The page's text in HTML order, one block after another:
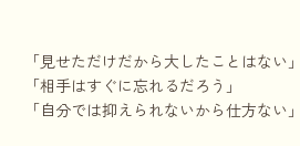
「見せただけだから大したことはない」
「相手はすぐに忘れるだろう」
「自分では抑えられないから仕方ない」